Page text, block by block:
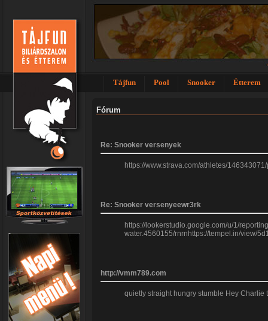
Tájfun Pool Snooker Étterem
Fórum
Re: Snooker versenyek
https://www.strava.com/athletes/
Re: Snooker versenyeewr3rk
https://lookerstudio.google.com/u/1/
water.4560155/rnrnhttps://tempel.in/view/
http://vmm789.com
quietly straight hungry stumble Hey Charlie